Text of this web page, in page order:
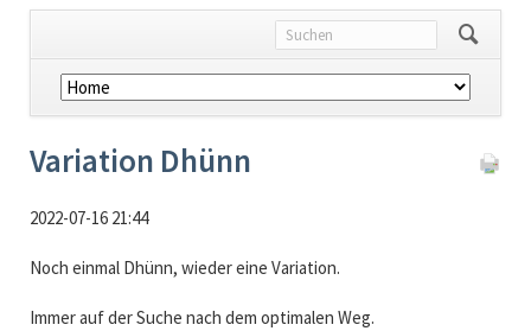
Navigation
überspringen
Variation Dhünn
2022-07-16 21:44
Noch einmal Dhünn, wieder eine Variation.
Immer auf der Suche nach dem optimalen Weg.